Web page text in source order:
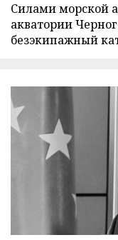
Силами морской
акватории
безэкипажный